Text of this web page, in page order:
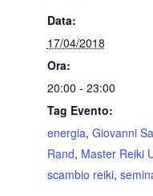
Data:
17/04/2018
Ora:
20:00 - 23:00
Tag Evento:
energia, Giovanni
Rand, Master Reiki
scambio reiki,